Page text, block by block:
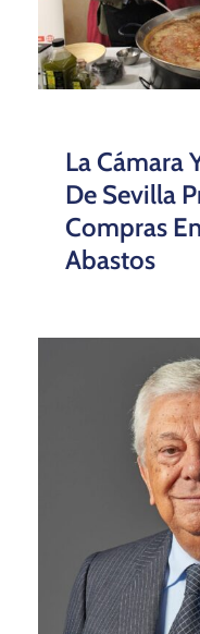
La Cámara
De Sevilla
Compras
Abastos